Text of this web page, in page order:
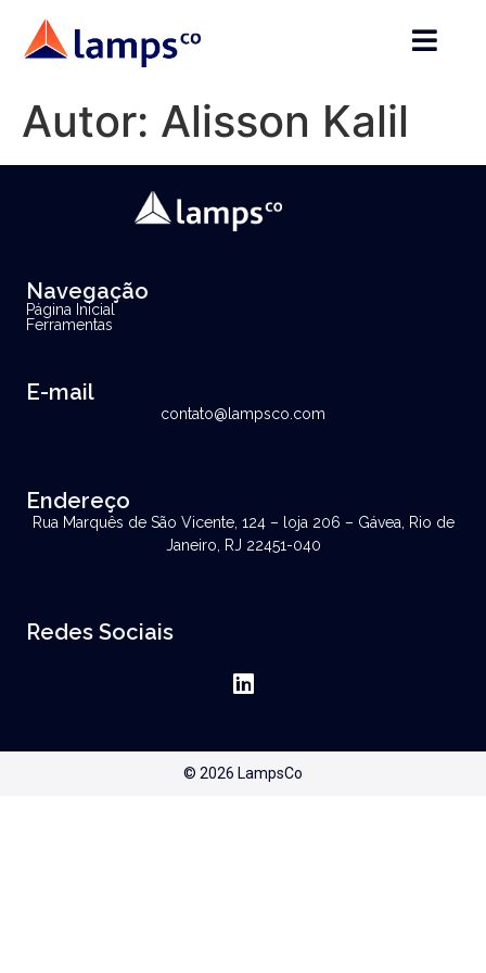
Autor: Alisson Kalil
Navegação
Página Inicial
Ferramentas
E-mail
contato@lampsco.com
Endereço
Rua Marquês de São Vicente, 124 – loja 206 – Gávea, Rio de
Janeiro, RJ 22451-040
Redes Sociais
© 2026 LampsCo